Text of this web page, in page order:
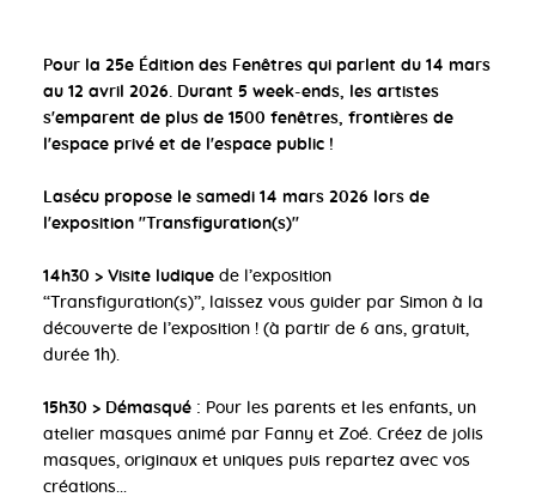
Pour la 25e Édition des Fenêtres qui parlent du 14 mars
au 12 avril 2026. Durant 5 week-ends, les artistes
s'emparent de plus de 1500 fenêtres, frontières de
l'espace privé et de l'espace public !
Lasécu propose le samedi 14 mars 2026 lors de
l'exposition ''Transfiguration(s)''
14h30 > Visite ludiquede l’exposition
‘‘Transfiguration(s)’’, laissez vous guider par Simon à la
découverte de l’exposition ! (à partir de 6 ans, gratuit,
durée 1h).
15h30 > Démasqué : Pour les parents et les enfants, un
atelier masques animé par Fanny et Zoé. Créez de jolis
masques, originaux et uniques puis repartez avec vos
créations...